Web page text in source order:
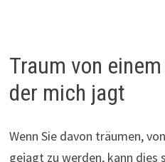
Traum von
der mich jagt
Wenn Sie davon träumen,
gejagt zu werden, kann